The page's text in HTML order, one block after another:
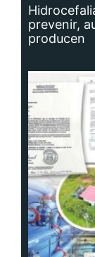
prevenir,
producen